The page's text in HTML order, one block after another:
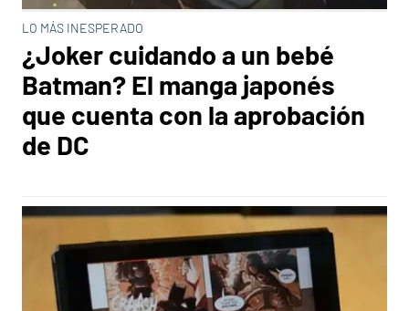
LO MÁS INESPERADO
¿Joker cuidando a un bebé
Batman? El manga japonés
que cuenta con la aprobación
de DC